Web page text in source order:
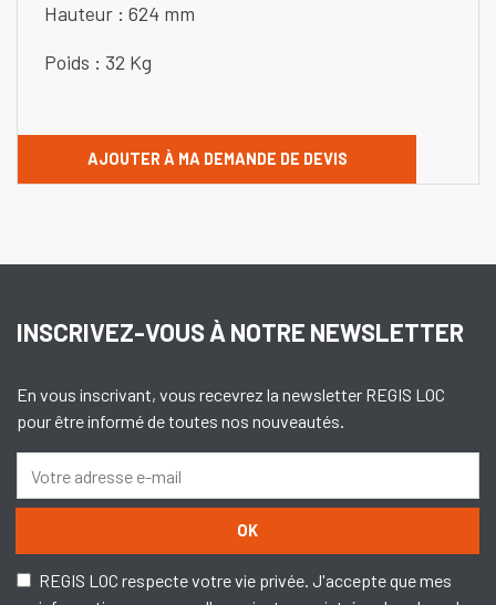
Hauteur : 624 mm
Poids : 32 Kg
AJOUTER À MA DEMANDE DE DEVIS
INSCRIVEZ-VOUS À NOTRE NEWSLETTER
En vous inscrivant, vous recevrez la newsletter REGIS LOC
pour être informé de toutes nos nouveautés.
OK
REGIS LOC respecte votre vie privée. J'accepte que mes